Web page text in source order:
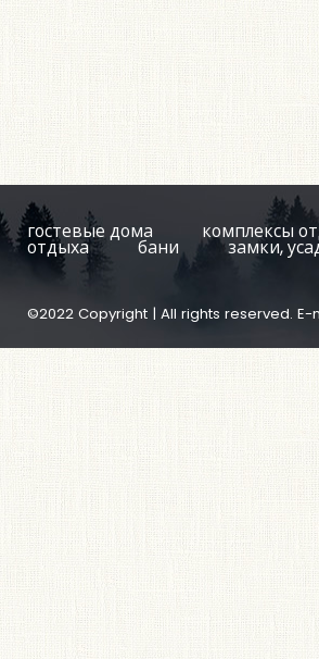
гостевые дома комплексы
отдыха бани замки,
©2022 Copyright | All rights reserved. E-